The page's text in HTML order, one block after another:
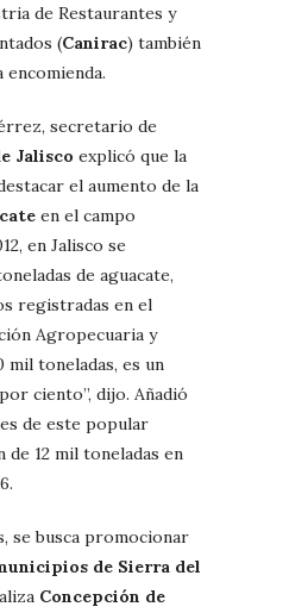
de Restaurantes y
(Canirac) también
secretario de
Jalisco explicó que la
el aumento de la
en el campo
en Jalisco se
de aguacate,
registradas en el
Agropecuaria y
mil toneladas, es un
ciento”, dijo. Añadió
de este popular
12 mil toneladas en
se busca promocionar
de Sierra del
Concepción de